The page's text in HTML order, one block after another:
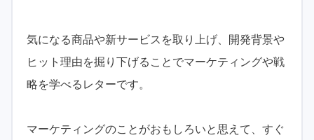
気になる商品や新サービスを取り上げ、開発背景や
ヒット理由を掘り下げることでマーケティングや戦
略を学べるレターです。
マーケティングのことがおもしろいと思えて、すぐ